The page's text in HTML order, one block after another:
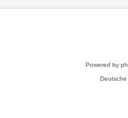
Powered by